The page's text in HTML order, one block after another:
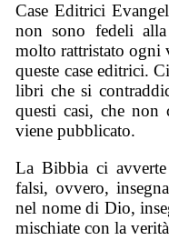
Case Editrici
non sono fedeli
molto rattristato ogni
queste case editrici.
libri che si
questi casi, che non
viene pubblicato.
La Bibbia ci
falsi, ovvero,
nel nome di Dio,
mischiate con la